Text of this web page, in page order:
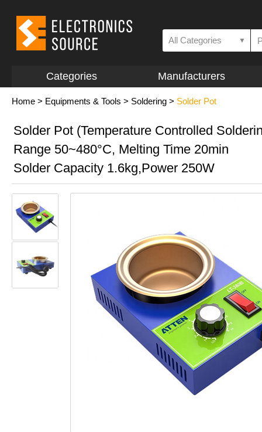
All Categories ▼
Categories Manufacturers
Home > Equipments & Tools > Soldering > Solder Pot
Solder Pot (Temperature Controlled
Range 50~480°C, Melting Time 20min
Solder Capacity 1.6kg,Power 250W